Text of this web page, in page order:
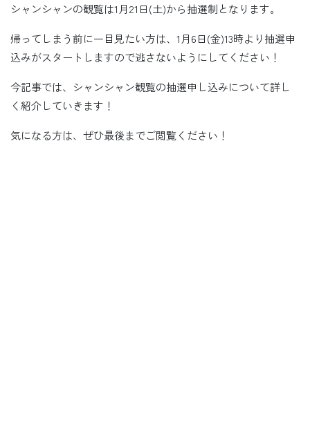
シャンシャンの観覧は1月21日(土)から抽選制となります。
帰ってしまう前に一目見たい方は、1月6日(金)13時より抽選申
込みがスタートしますので逃さないようにしてください！
今記事では、シャンシャン観覧の抽選申し込みについて詳し
く紹介していきます！
気になる方は、ぜひ最後までご閲覧ください！